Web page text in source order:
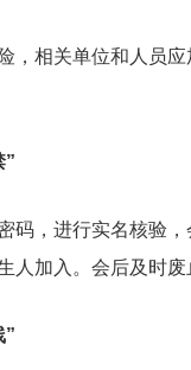
，相关单位和人员
”
码，进行实名核验
加入。会后及时废
”